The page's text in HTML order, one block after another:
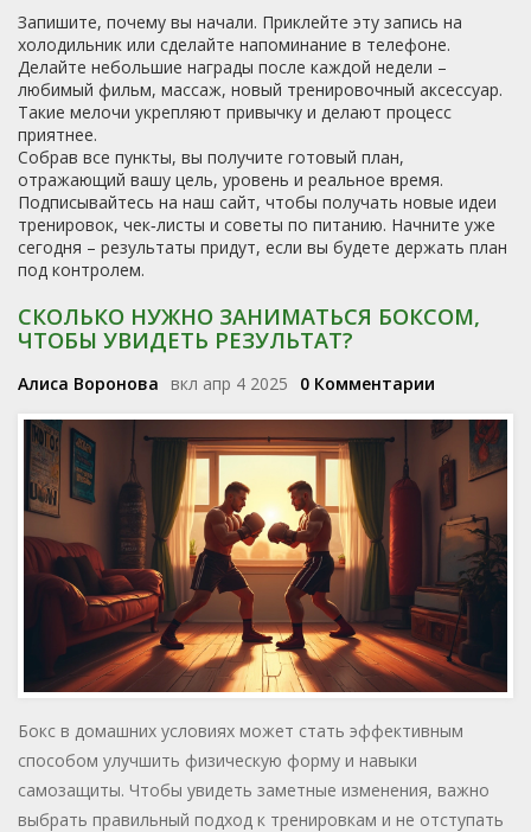
Запишите, почему вы начали. Приклейте эту запись на
холодильник или сделайте напоминание в телефоне.
Делайте небольшие награды после каждой недели –
любимый фильм, массаж, новый тренировочный аксессуар.
Такие мелочи укрепляют привычку и делают процесс
приятнее.
Собрав все пункты, вы получите готовый план,
отражающий вашу цель, уровень и реальное время.
Подписывайтесь на наш сайт, чтобы получать новые идеи
тренировок, чек‑листы и советы по питанию. Начните уже
сегодня – результаты придут, если вы будете держать план
под контролем.
СКОЛЬКО НУЖНО ЗАНИМАТЬСЯ БОКСОМ,
ЧТОБЫ УВИДЕТЬ РЕЗУЛЬТАТ?
Алиса Воронова вкл апр 4 2025 0 Комментарии
Бокс в домашних условиях может стать эффективным
способом улучшить физическую форму и навыки
самозащиты. Чтобы увидеть заметные изменения, важно
выбрать правильный подход к тренировкам и не отступать